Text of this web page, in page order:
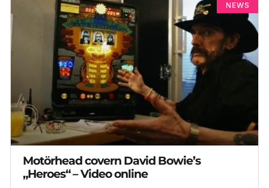
NEWS
Motörhead covern David Bowie’s
„Heroes“ – Video online